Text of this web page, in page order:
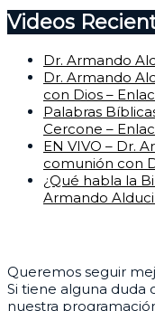
Videos
Dr. Armando
Dr. Armando
con Dios –
Palabras
Cercone –
EN VIVO – Dr.
comunión con
¿Qué habla la
Armando
Queremos seguir
Si tiene alguna duda
nuestra